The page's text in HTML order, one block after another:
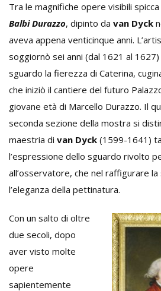
Tra le magnifiche opere visibili spicca
Balbi Durazzo, dipinto da van Dyck
aveva appena venticinque anni.
soggiornò sei anni (dal 1621 al
sguardo la fierezza di Caterina,
che iniziò il cantiere del futuro
giovane età di Marcello Durazzo. Il
seconda sezione della mostra si
maestria di van Dyck (1599-1641)
l’espressione dello sguardo rivolto
all’osservatore, che nel raffigurare
l’eleganza della pettinatura.
Con un salto di oltre
due secoli, dopo
aver visto molte
opere
sapientemente